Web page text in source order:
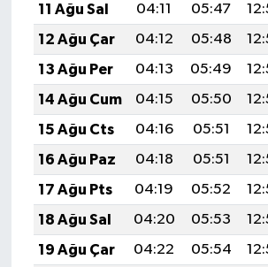
11 Ağu Sal
04:11 05:47
12 Ağu Çar
04:12 05:48
13 Ağu Per
04:13 05:49
14 Ağu Cum
04:15 05:50
15 Ağu Cts
04:16 05:51
16 Ağu Paz
04:18 05:51
17 Ağu Pts
04:19 05:52
18 Ağu Sal
04:20 05:53
19 Ağu Çar
04:22 05:54